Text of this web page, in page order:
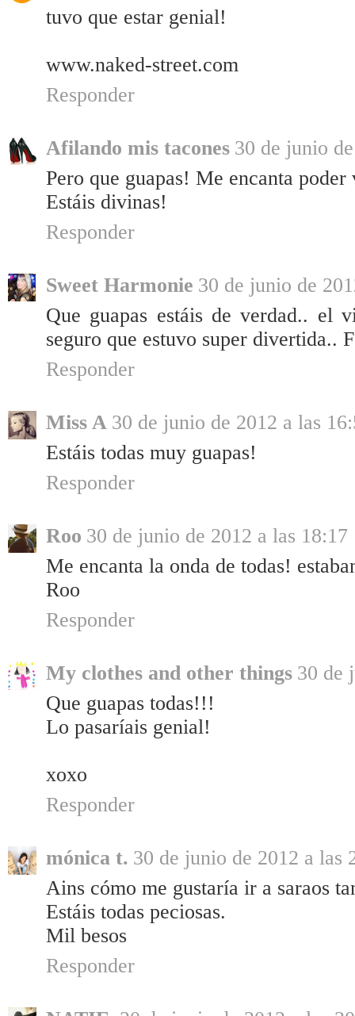
tuvo que estar genial!
www.naked-street.com
Responder
Afilando mis tacones 30 de junio
Pero que guapas! Me encanta
Estáis divinas!
Responder
Sweet Harmonie 30 de junio de
Que guapas estáis de verdad.. el
seguro que estuvo super divertida..
Responder
Miss A 30 de junio de 2012 a las
Estáis todas muy guapas!
Responder
Roo 30 de junio de 2012 a las 18:17
Me encanta la onda de todas!
Roo
Responder
My clothes and other things 30 de
Que guapas todas!!!
Lo pasaríais genial!
xoxo
Responder
mónica t. 30 de junio de 2012 a las
Ains cómo me gustaría ir a saraos
Estáis todas peciosas.
Mil besos
Responder